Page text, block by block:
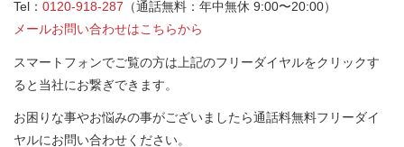
Tel： 0120-918-287 （通話無料：年中無休 9:00〜20:00）
メールお問い合わせはこちらから
スマートフォンでご覧の方は上記のフリーダイヤルをクリックす
ると当社にお繋ぎできます。
お困りな事やお悩みの事がございましたら通話料無料フリーダイ
ヤルにお問い合わせください。